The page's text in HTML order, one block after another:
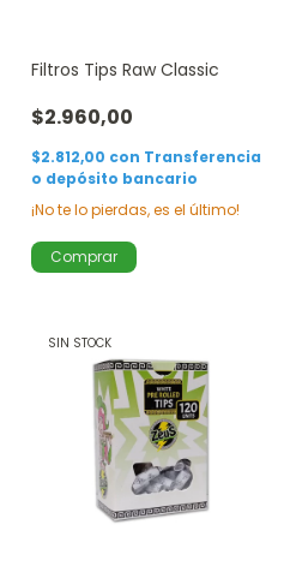
Filtros Tips Raw Classic
$2.960,00
$2.812,00 con Transferencia
o depósito bancario
¡No te lo pierdas, es el último!
SIN STOCK